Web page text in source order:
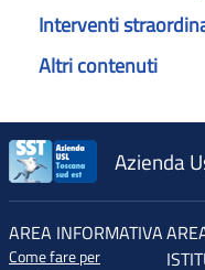
Interventi
Altri contenuti
Azienda
AREA INFORMATIVA
Come fare per